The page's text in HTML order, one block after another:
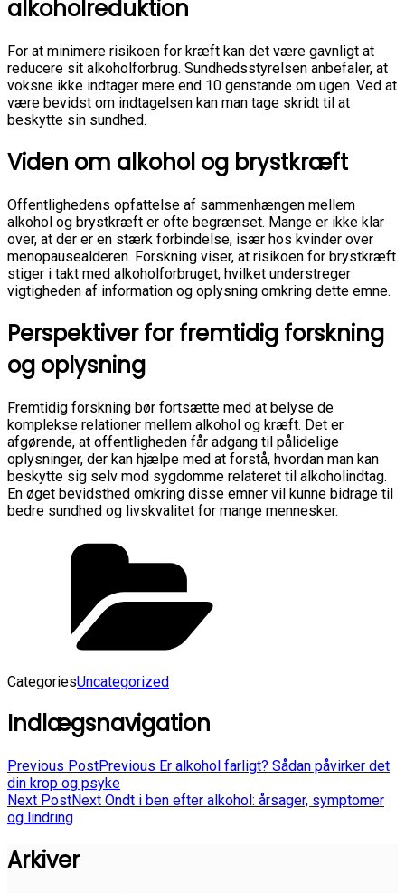
alkoholreduktion
For at minimere risikoen for kræft kan det være gavnligt at
reducere sit alkoholforbrug. Sundhedsstyrelsen anbefaler, at
voksne ikke indtager mere end 10 genstande om ugen. Ved at
være bevidst om indtagelsen kan man tage skridt til at
beskytte sin sundhed.
Viden om alkohol og brystkræft
Offentlighedens opfattelse af sammenhængen mellem
alkohol og brystkræft er ofte begrænset. Mange er ikke klar
over, at der er en stærk forbindelse, især hos kvinder over
menopausealderen. Forskning viser, at risikoen for brystkræft
stiger i takt med alkoholforbruget, hvilket understreger
vigtigheden af information og oplysning omkring dette emne.
Perspektiver for fremtidig forskning
og oplysning
Fremtidig forskning bør fortsætte med at belyse de
komplekse relationer mellem alkohol og kræft. Det er
afgørende, at offentligheden får adgang til pålidelige
oplysninger, der kan hjælpe med at forstå, hvordan man kan
beskytte sig selv mod sygdomme relateret til alkoholindtag.
En øget bevidsthed omkring disse emner vil kunne bidrage til
bedre sundhed og livskvalitet for mange mennesker.
CategoriesUncategorized
Indlægsnavigation
Previous PostPrevious Er alkohol farligt? Sådan påvirker det
din krop og psyke
Next PostNext Ondt i ben efter alkohol: årsager, symptomer
og lindring
Arkiver